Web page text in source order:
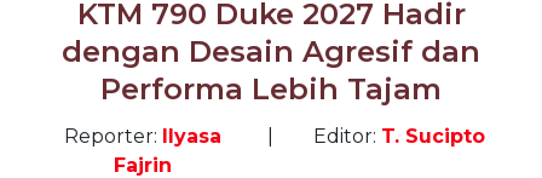
KTM 790 Duke 2027 Hadir
dengan Desain Agresif dan
Performa Lebih Tajam
Reporter: Ilyasa
Fajrin
Editor: T. Sucipto